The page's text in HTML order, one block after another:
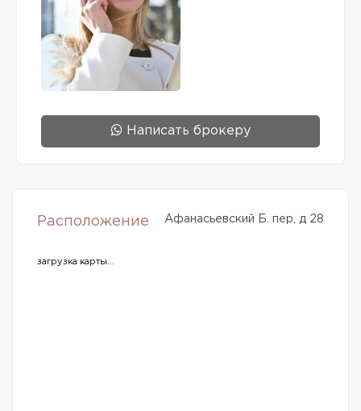
Написать брокеру
Расположение Афанасьевский Б. пер, д 28
загрузка карты...